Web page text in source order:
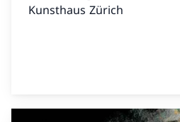
Kunsthaus Zürich